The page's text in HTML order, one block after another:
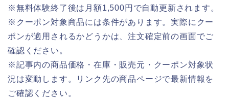
※無料体験終了後は月額1,500円で自動更新されます。
※クーポン対象商品には条件があります。実際にクー
ポンが適用されるかどうかは、注文確定前の画面でご
確認ください。
※記事内の商品価格・在庫・販売元・クーポン対象状
況は変動します。リンク先の商品ページで最新情報を
ご確認ください。